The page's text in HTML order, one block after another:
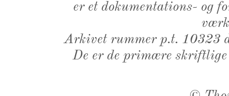
er et dokumentations- og
Arkivet rummer p.t. 10323
De er de primære